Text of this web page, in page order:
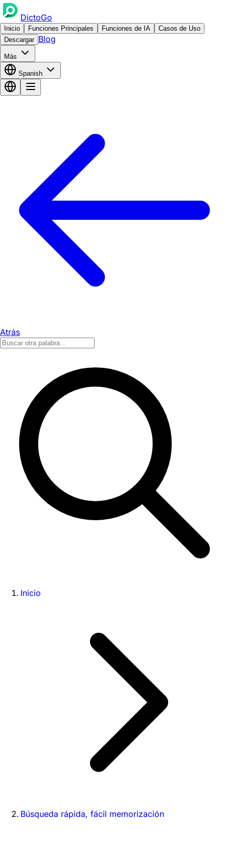
DictoGo
Inicio Funciones Principales Funciones de IA
Casos de Uso
Descargar Blog
Más
Spanish
Atrás
Inicio
Búsqueda rápida, fácil memorización